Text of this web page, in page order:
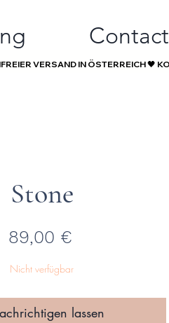
Contact
Stone
89,00 €Preis
Nicht verfügbar
lassen